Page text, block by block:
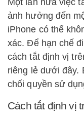
ảnh hưởng đến
iPhone có thể
xác. Để hạn chế
cách tắt định vị
riêng lẻ dưới đây.
chối quyền sử
Cách tắt định vị